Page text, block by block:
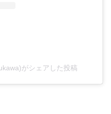
がシェアした投稿